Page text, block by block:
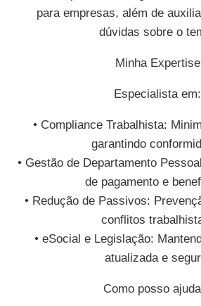
para empresas, além de
dúvidas sobre o
Minha Expertise
Especialista em:
• Compliance Trabalhista:
garantindo
• Gestão de Departamento
de pagamento e
• Redução de Passivos:
conflitos
• eSocial e Legislação:
atualizada e
Como posso